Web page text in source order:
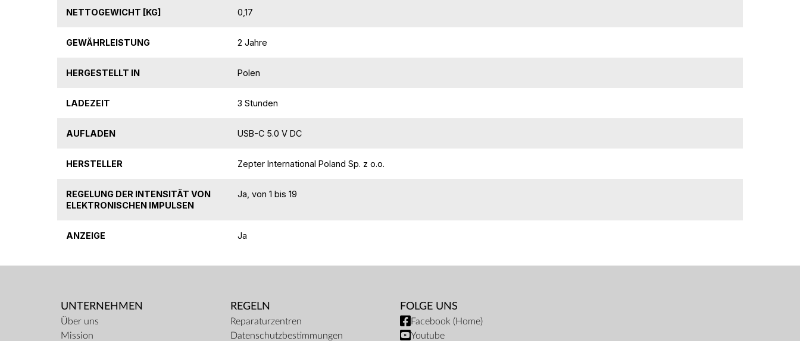
NETTOGEWICHT [KG] 0,17
GEWÄHRLEISTUNG 2 Jahre
HERGESTELLT IN Polen
LADEZEIT 3 Stunden
AUFLADEN USB-C 5.0 V DC
HERSTELLER Zepter International Poland Sp. z o.o.
REGELUNG DER INTENSITÄT VON
ELEKTRONISCHEN IMPULSEN
Ja, von 1 bis 19
ANZEIGE Ja
UNTERNEHMEN
Über uns
Mission
REGELN
Reparaturzentren
Datenschutzbestimmungen
FOLGE UNS
Facebook (Home)
Youtube